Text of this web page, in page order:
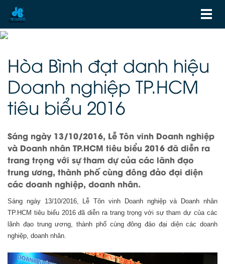
Hòa Bình đạt danh hiệu
Doanh nghiệp TP.HCM
tiêu biểu 2016
Sáng ngày 13/10/2016, Lễ Tôn vinh Doanh nghiệp
và Doanh nhân TP.HCM tiêu biểu 2016 đã diễn ra
trang trọng với sự tham dự của các lãnh đạo
trung ương, thành phố cùng đông đảo đại diện
các doanh nghiệp, doanh nhân.
Sáng ngày 13/10/2016, Lễ Tôn vinh Doanh nghiệp và Doanh nhân
TP.HCM tiêu biểu 2016 đã diễn ra trang trọng với sự tham dự của các
lãnh đạo trung ương, thành phố cùng đông đảo đại diện các doanh
nghiệp, doanh nhân.